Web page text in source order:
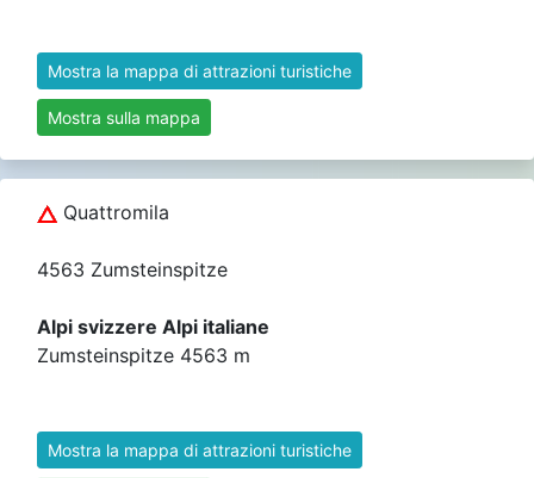
Mostra la mappa di attrazioni turistiche
Mostra sulla mappa
Quattromila
4563 Zumsteinspitze
Alpi svizzere Alpi italiane
Zumsteinspitze 4563 m
Mostra la mappa di attrazioni turistiche